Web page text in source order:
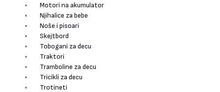
Motori na akumulator
Njihalice za bebe
Noše i pisoari
Skejtbord
Tobogani za decu
Traktori
Tramboline za decu
Tricikli za decu
Trotineti